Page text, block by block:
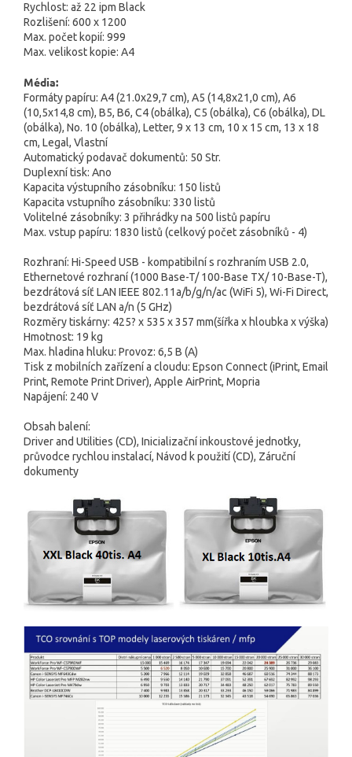
Rychlost: až 22 ipm Black
Rozlišení: 600 x 1200
Max. počet kopií: 999
Max. velikost kopie: A4
Média:
Formáty papíru: A4 (21.0x29,7 cm), A5 (14,8x21,0 cm), A6
(10,5x14,8 cm), B5, B6, C4 (obálka), C5 (obálka), C6 (obálka), DL
(obálka), No. 10 (obálka), Letter, 9 x 13 cm, 10 x 15 cm, 13 x 18
cm, Legal, Vlastní
Automatický podavač dokumentů: 50 Str.
Duplexní tisk: Ano
Kapacita výstupního zásobníku: 150 listů
Kapacita vstupního zásobníku: 330 listů
Volitelné zásobníky: 3 přihrádky na 500 listů papíru
Max. vstup papíru: 1830 listů (celkový počet zásobníků - 4)
Rozhraní: Hi-Speed USB - kompatibilní s rozhraním USB 2.0,
Ethernetové rozhraní (1000 Base-T/ 100-Base TX/ 10-Base-T),
bezdrátová síť LAN IEEE 802.11a/b/g/n/ac (WiFi 5), Wi-Fi Direct,
bezdrátová síť LAN a/n (5 GHz)
Rozměry tiskárny: 425? x 535 x 357 mm(šířka x hloubka x výška)
Hmotnost: 19 kg
Max. hladina hluku: Provoz: 6,5 B (A)
Tisk z mobilních zařízení a cloudu: Epson Connect (iPrint, Email
Print, Remote Print Driver), Apple AirPrint, Mopria
Napájení: 240 V
Obsah balení:
Driver and Utilities (CD), Inicializační inkoustové jednotky,
průvodce rychlou instalací, Návod k použití (CD), Záruční
dokumenty